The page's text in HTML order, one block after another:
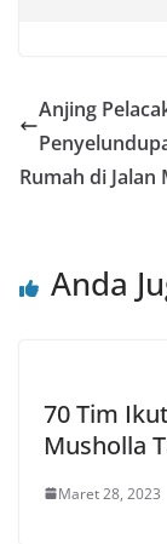
Anjing
Rumah di
Anda
70 Tim
Musholla
Maret 28, 2023